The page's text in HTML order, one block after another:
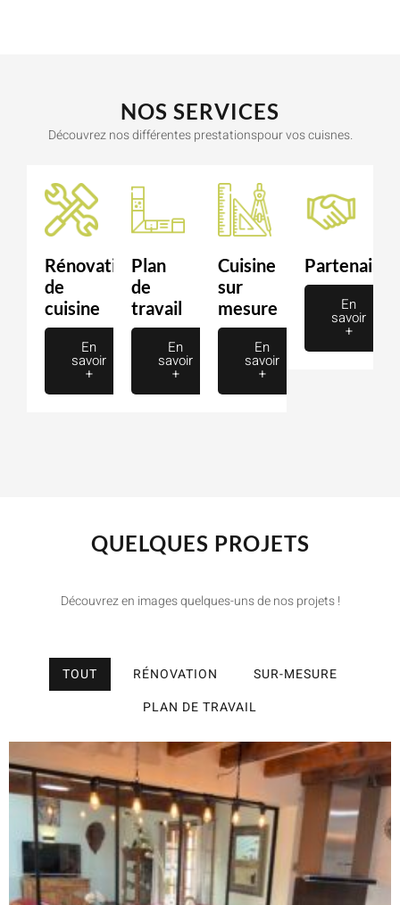
NOS SERVICES
Découvrez nos différentes prestationspour vos cuisnes.
Rénovation
de
cuisine
En
savoir
+
Plan
de
travail
En
savoir
+
Cuisine
sur
mesure
En
savoir
+
Partenaire
En
savoir
+
QUELQUES PROJETS
Découvrez en images quelques-uns de nos projets !
TOUT RÉNOVATION
SUR-MESURE
PLAN DE TRAVAIL